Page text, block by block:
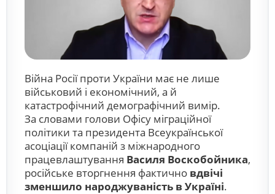
Війна Росії проти України має не лише
військовий і економічний, а й
катастрофічний демографічний вимір.
За словами голови Офісу міграційної
політики та президента Всеукраїнської
асоціації компаній з міжнародного
працевлаштування Василя Воскобойника,
російське вторгнення фактично вдвічі
зменшило народжуваність в Україні.